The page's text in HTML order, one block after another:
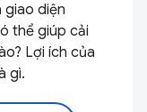
giao diện
thể giúp cải
Lợi ích của
gì.